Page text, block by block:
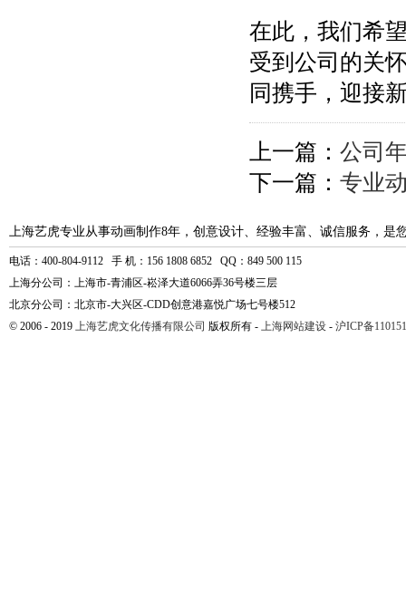
在此，我们希
受到公司的关
同携手，迎接
上一篇： 公司
下一篇： 专业
上海艺虎专业从事动画制作8年，创意设计、经验丰富、诚信服务，是
电话：400-804-9112 手 机：156 1808 6852 QQ：849 500 115
上海分公司：上海市-青浦区-崧泽大道6066弄36号楼三层
北京分公司：北京市-大兴区-CDD创意港嘉悦广场七号楼512
© 2006 - 2019 上海艺虎文化传播有限公司 版权所有 - 上海网站建设 - 沪ICP备